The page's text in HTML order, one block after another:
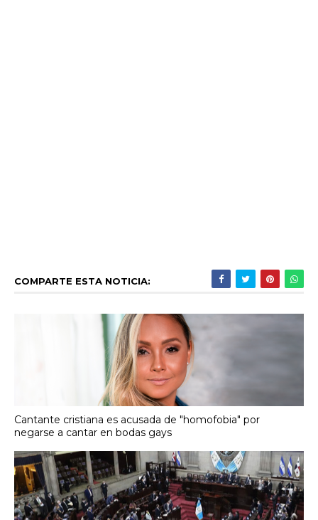
COMPARTE ESTA NOTICIA:
Cantante cristiana es acusada de "homofobia" por
negarse a cantar en bodas gays